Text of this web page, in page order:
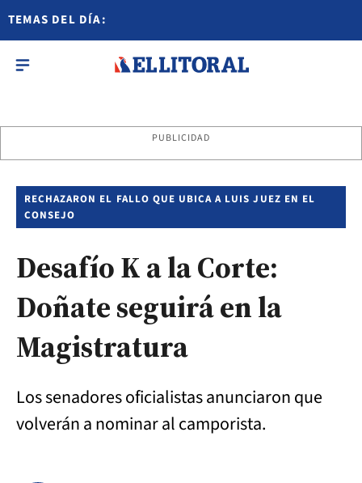
TEMAS DEL DÍA:
PUBLICIDAD
RECHAZARON EL FALLO QUE UBICA A LUIS JUEZ EN EL
CONSEJO
Desafío K a la Corte:
Doñate seguirá en la
Magistratura
Los senadores oficialistas anunciaron que
volverán a nominar al camporista.